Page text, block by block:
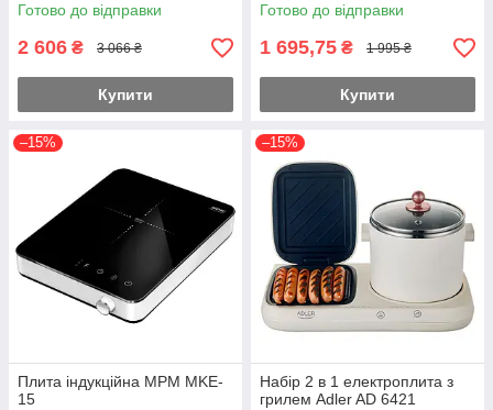
Готово до відправки
2 606 ₴ 3 066 ₴
Купити
Готово до відправки
1 695,75 ₴ 1 995 ₴
Купити
–15%
Плита індукційна MPM MKE-
15
–15%
Набір 2 в 1 електроплита з
грилем Adler AD 6421